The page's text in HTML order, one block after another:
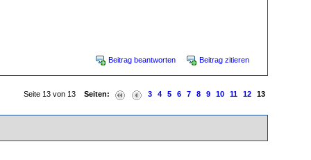
Beitrag beantworten Beitrag zitieren
Seite 13 von 13 Seiten: 3 4 5 6 7 8 9 10 11 12 13